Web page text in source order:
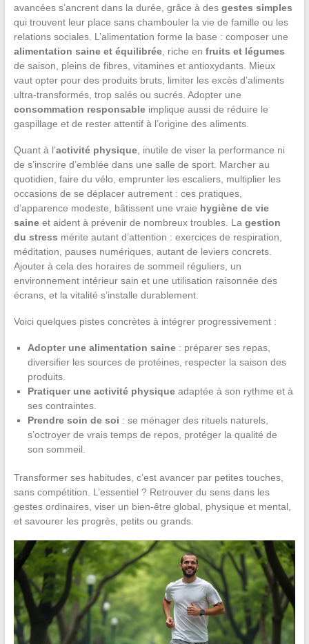
avancées s’ancrent dans la durée, grâce à des gestes simples
qui trouvent leur place sans chambouler la vie de famille ou les
relations sociales. L’alimentation forme la base : composer une
alimentation saine et équilibrée, riche en fruits et légumes
de saison, pleins de fibres, vitamines et antioxydants. Mieux
vaut opter pour des produits bruts, limiter les excès d’aliments
ultra-transformés, trop salés ou sucrés. Adopter une
consommation responsableimplique aussi de réduire le
gaspillage et de rester attentif à l’origine des aliments.
Quant à l’activité physique, inutile de viser la performance ni
de s’inscrire d’emblée dans une salle de sport. Marcher au
quotidien, faire du vélo, emprunter les escaliers, multiplier les
occasions de se déplacer autrement : ces pratiques,
d’apparence modeste, bâtissent une vraie hygiène de vie
saineet aident à prévenir de nombreux troubles. La gestion
du stress mérite autant d’attention : exercices de respiration,
méditation, pauses numériques, autant de leviers concrets.
Ajouter à cela des horaires de sommeil réguliers, un
environnement intérieur sain et une utilisation raisonnée des
écrans, et la vitalité s’installe durablement.
Voici quelques pistes concrètes à intégrer progressivement :
Adopter une alimentation saine: préparer ses repas,
diversifier les sources de protéines, respecter la saison des
produits.
Pratiquer une activité physiqueadaptée à son rythme et à
ses contraintes.
Prendre soin de soi : se ménager des rituels naturels,
s’octroyer de vrais temps de repos, protéger la qualité de
son sommeil.
Transformer ses habitudes, c’est avancer par petites touches,
sans compétition. L’essentiel ? Retrouver du sens dans les
gestes ordinaires, viser un bien-être global, physique et mental,
et savourer les progrès, petits ou grands.